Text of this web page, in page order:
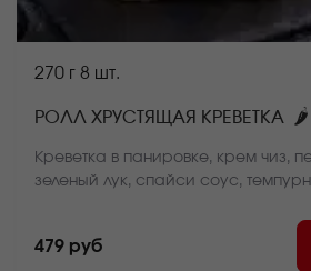
270 г 8 шт.
РОЛЛ ХРУСТЯЩАЯ КРЕВЕТКА 🌶
Креветка в панировке, крем чиз,
зеленый лук, спайси соус,
блюда может отличаться от фото
479 руб